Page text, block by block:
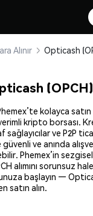
Alınır
(OPCH)
kolayca
kripto borsası.
sağlayıcılar ve P2P
ve anında
Phemex’in
alımını sorunsuz
başlayın —
satın alın.